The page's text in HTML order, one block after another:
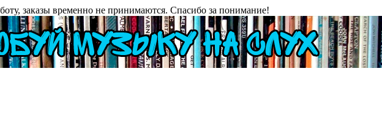
заказы временно не принимаются. Спасибо за понимание!